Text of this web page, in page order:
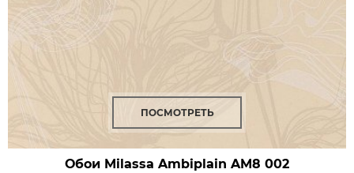
ПОСМОТРЕТЬ
Обои Milassa Ambiplain AM8 002